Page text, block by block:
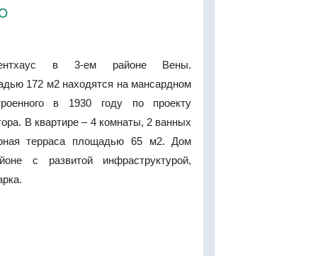
в 3-ем районе Вены.
172 м2 находятся на мансардном
в 1930 году по проекту
В квартире – 4 комнаты, 2 ванных
терраса площадью 65 м2. Дом
с развитой инфраструктурой,